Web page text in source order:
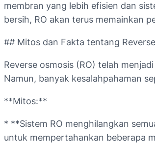
membran yang lebih efisien dan
bersih, RO akan terus memainkan
## Mitos dan Fakta tentang
Reverse osmosis (RO) telah
Namun, banyak kesalahpahaman
**Mitos:**
* **Sistem RO menghilangkan
untuk mempertahankan beberapa